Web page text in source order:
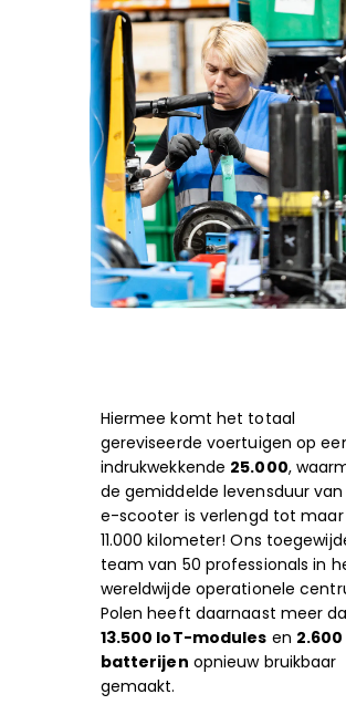
Hiermee komt het totaal
gereviseerde voertuigen op
indrukwekkende 25.000,
de gemiddelde levensduur
e-scooter is verlengd tot
11.000 kilometer! Ons
team van 50 professionals in
wereldwijde operationele
Polen heeft daarnaast meer
13.500 IoT-modules en 2.600
batterijen opnieuw bruikbaar
gemaakt.